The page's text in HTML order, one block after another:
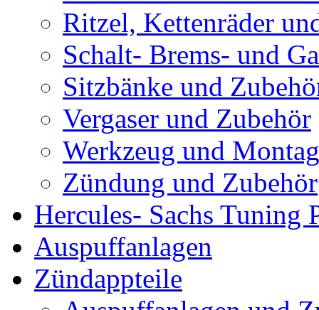
Ritzel, Kettenräder
Schalt- Brems- und
Sitzbänke und
Vergaser und Zubehör
Werkzeug und
Zündung und Zubehör
Hercules- Sachs Tuning
Auspuffanlagen
Zündappteile